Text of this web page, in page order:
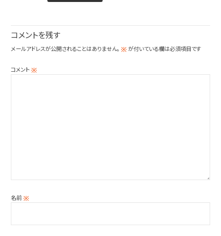
コメントを残す
メールアドレスが公開されることはありません。 ※が付いている欄は必須項目です
コメント※
名前※